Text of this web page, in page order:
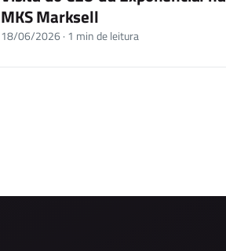
MKS Marksell
18/06/2026 · 1 min de leitura